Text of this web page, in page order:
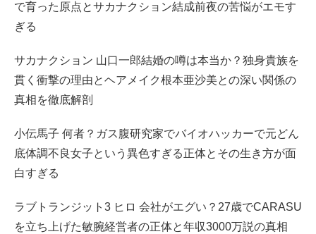
で育った原点とサカナクション結成前夜の苦悩がエモす
ぎる
サカナクション 山口一郎結婚の噂は本当か？独身貴族を
貫く衝撃の理由とヘアメイク根本亜沙美との深い関係の
真相を徹底解剖
小伝馬子 何者？ガス腹研究家でバイオハッカーで元どん
底体調不良女子という異色すぎる正体とその生き方が面
白すぎる
ラブトランジット3 ヒロ 会社がエグい？27歳でCARASU
を立ち上げた敏腕経営者の正体と年収3000万説の真相